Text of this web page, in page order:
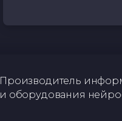
Производитель
и оборудования